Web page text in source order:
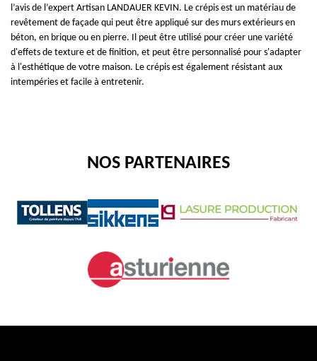
l’avis de l’expert Artisan LANDAUER KEVIN. Le crépis est un matériau de
revêtement de façade qui peut être appliqué sur des murs extérieurs en
béton, en brique ou en pierre. Il peut être utilisé pour créer une variété
d'effets de texture et de finition, et peut être personnalisé pour s'adapter
à l'esthétique de votre maison. Le crépis est également résistant aux
intempéries et facile à entretenir.
NOS PARTENAIRES